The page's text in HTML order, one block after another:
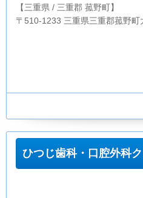
【三重県 / 三重郡 菰野町】
〒510-1233 三重県三重郡菰野町
ひつじ歯科・口腔外科